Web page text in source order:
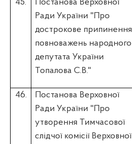
45.
Постанова Верховної
Ради України "Про
дострокове припинення
повноважень народного
депутата України
Топалова С.В."
46.
Постанова Верховної
Ради України "Про
утворення Тимчасової
слідчої комісії Верховної